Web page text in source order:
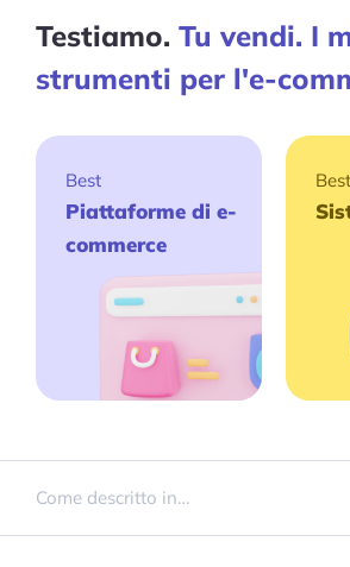
Testiamo. Tu vendi. I
strumenti per l'e-
Best
Piattaforme di e-
commerce
Best
Come descritto in…